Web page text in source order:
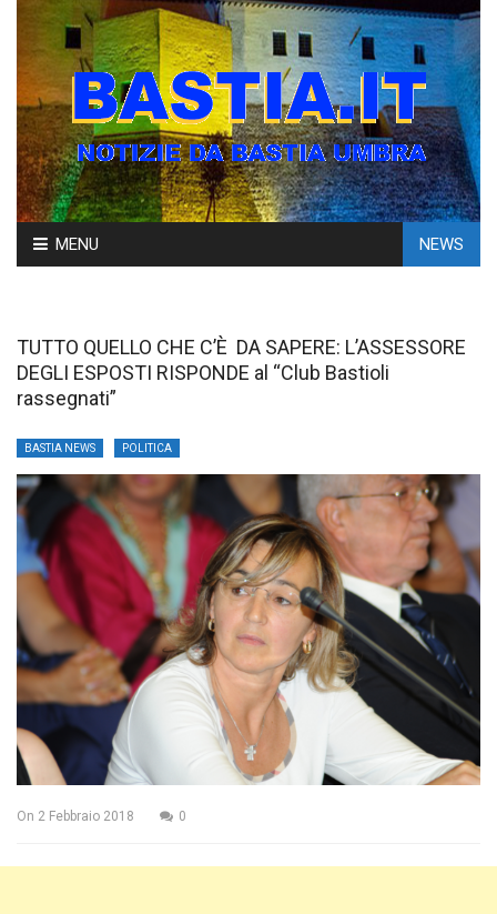
Skip
to
MENU NEWS
TUTTO QUELLO CHE C’Ѐ DA SAPERE: L’ASSESSORE
DEGLI ESPOSTI RISPONDE al “Club Bastioli
rassegnati”
BASTIA NEWS POLITICA
On 2 Febbraio 2018 0